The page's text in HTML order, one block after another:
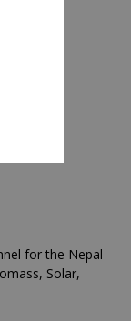
for the Nepal
Solar,